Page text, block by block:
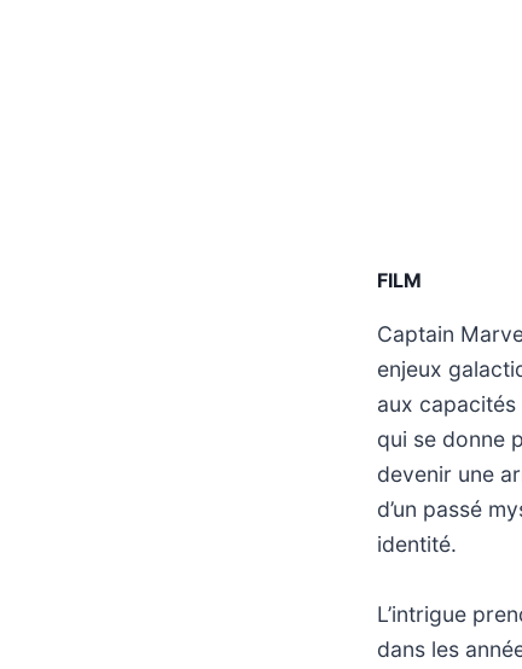
FILM
Captain
enjeux
aux
qui se donne
devenir une
d’un passé
identité.
L’intrigue
dans les